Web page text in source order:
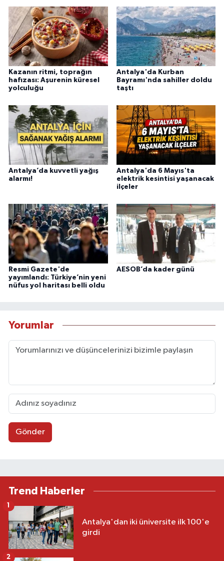
Kazanın ritmi, toprağın
hafızası: Aşurenin küresel
yolculuğu
Antalya'da Kurban
Bayramı'nda sahiller doldu
taştı
Antalya’da kuvvetli yağış
alarmı!
Antalya'da 6 Mayıs'ta
elektrik kesintisi yaşanacak
ilçeler
Resmi Gazete'de
yayımlandı: Türkiye’nin yeni
nüfus yol haritası belli oldu
AESOB’da kader günü
Yorumlar
Gönder
Trend Haberler
Antalya'dan iki üniversite ilk 100'e
girdi
1
2